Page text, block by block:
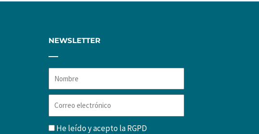
NEWSLETTER
Nombre
Correo
electrónico
RGPDHe leído y acepto laRGPD